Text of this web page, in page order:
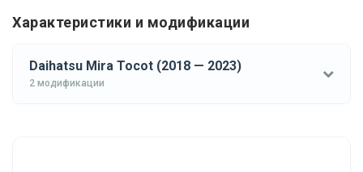
Характеристики и модификации
Daihatsu Mira Tocot (2018 — 2023)
2 модификации